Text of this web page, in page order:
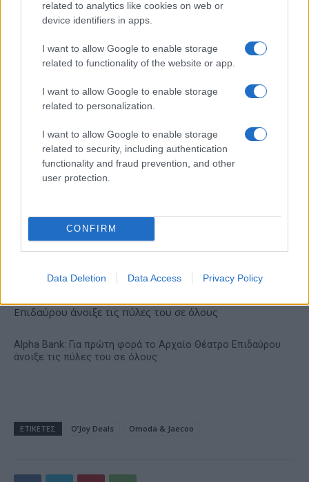
related to analytics like cookies on web or
device identifiers in apps.
I want to allow Google to enable storage
related to functionality of the website or app.
I want to allow Google to enable storage
related to personalization.
I want to allow Google to enable storage
related to security, including authentication
functionality and fraud prevention, and other
user protection.
CONFIRM
Data Deletion Data Access Privacy Policy
Το FIAT 500 Hybrid τώρα
συνεχίζουν μαζί: Ανανέωση
της συνεργασίας τους μέχρι
το 2028
18η συνεχόμενη χρονιά για τον ΟΤΕ στη διεθνή σειρά
Alpha Bank: Για πρώτη φορά το Αρχαίο Θέατρο Επιδαύρου
άνοιξε τις πύλες του σε όλους
ΕΤΙΚΕΤΕΣ O’Joy Deals Omoda & Jaecoo